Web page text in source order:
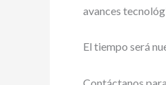
avances
El tiempo será